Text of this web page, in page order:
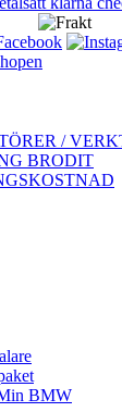
/
BRODIT
BMW